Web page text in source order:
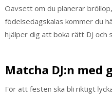
Oavsett om du planerar
födelsedagskalas kommer du
hjälper dig att boka rätt DJ och
Matcha DJ:n med
För att festen ska bli riktigt